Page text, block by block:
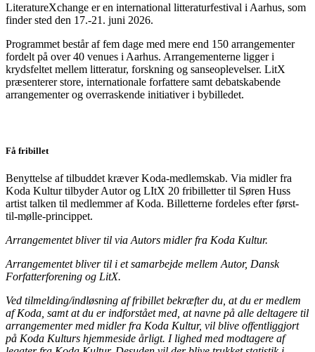
LiteratureXchange er en international litteraturfestival i Aarhus, som
finder sted den 17.-21. juni 2026.
Programmet består af fem dage med mere end 150 arrangementer
fordelt på over 40 venues i Aarhus. Arrangementerne ligger i
krydsfeltet mellem litteratur, forskning og sanseoplevelser. LitX
præsenterer store, internationale forfattere samt debatskabende
arrangementer og overraskende initiativer i bybilledet.
Få fribillet
Benyttelse af tilbuddet kræver Koda-medlemskab. Via midler fra
Koda Kultur tilbyder Autor og LItX 20 fribilletter til Søren Huss
artist talken til medlemmer af Koda. Billetterne fordeles efter først-
til-mølle-princippet.
Arrangementet bliver til via Autors midler fra Koda Kultur.
Arrangementet bliver til i et samarbejde mellem Autor, Dansk
Forfatterforening og LitX.
Ved tilmelding/indløsning af fribillet bekræfter du, at du er medlem
af Koda, samt at du er indforstået med, at navne på alle deltagere til
arrangementer med midler fra Koda Kultur, vil blive offentliggjort
på Koda Kulturs hjemmeside årligt. I lighed med modtagere af